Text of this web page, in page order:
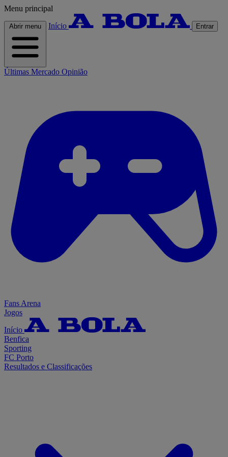
Menu principal
Abrir menu Início Entrar
Últimas Mercado Opinião
Fans Arena
Jogos
Início
Benfica
Sporting
FC Porto
Resultados e Classificações